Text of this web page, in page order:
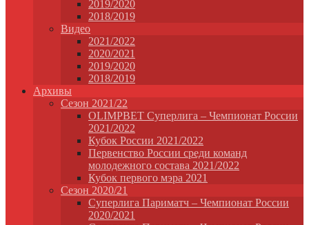
2019/2020
2018/2019
Видео
2021/2022
2020/2021
2019/2020
2018/2019
Архивы
Сезон 2021/22
OLIMPBET Суперлига – Чемпионат России
2021/2022
Кубок России 2021/2022
Первенство России среди команд
молодежного состава 2021/2022
Кубок первого мэра 2021
Сезон 2020/21
Суперлига Париматч – Чемпионат России
2020/2021